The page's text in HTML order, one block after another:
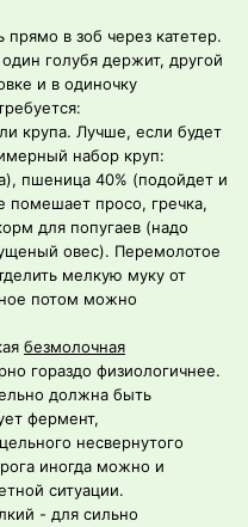
прямо в зоб через катетер.
голубя держит, другой
и в одиночку
крупа. Лучше, если будет
набор круп:
пшеница 40% (подойдет и
помешает просо, гречка,
для попугаев (надо
овес). Перемолотое
мелкую муку от
потом можно
безмолочная
гораздо физиологичнее.
должна быть
фермент,
несвернутого
иногда можно и
ситуации.
- для сильно